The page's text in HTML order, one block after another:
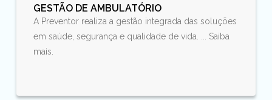
GESTÃO DE AMBULATÓRIO
A Preventor realiza a gestão integrada das soluções
em saúde, segurança e qualidade de vida. ... Saiba
mais.